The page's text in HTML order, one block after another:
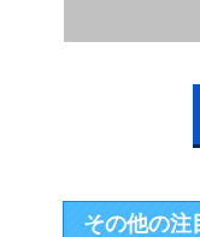
その他の注